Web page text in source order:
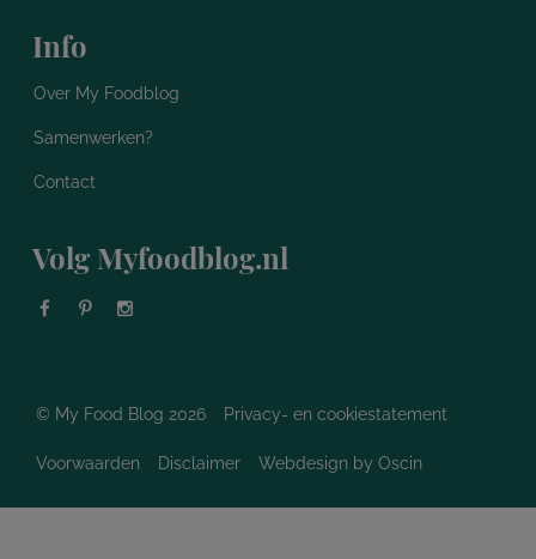
Info
Over My Foodblog
Samenwerken?
Contact
Volg Myfoodblog.nl
© My Food Blog 2026 Privacy- en cookiestatement
Voorwaarden Disclaimer Webdesign by Oscin